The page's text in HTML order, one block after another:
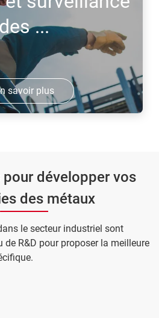
des ...
savoir plus
développer vos
des métaux
le secteur industriel sont
de R&D pour proposer la meilleure